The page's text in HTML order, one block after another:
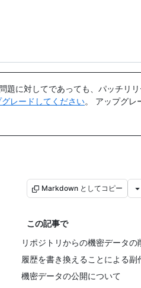
題に対してであっても、パッチリ
レードしてください。 アップグレ
Markdown としてコピー
この記事で
リポジトリからの機密データの
履歴を書き換えることによる副
機密データの公開について